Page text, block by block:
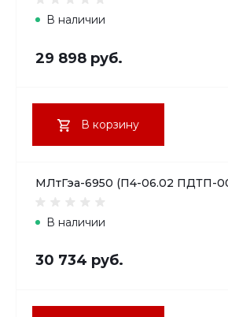
В наличии
29 898 руб.
В корзину
МЛтГэа-6950 (П4-06.02 ПДТП-
В наличии
30 734 руб.